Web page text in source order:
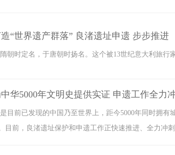
“世界遗产群落” 良渚遗址申遗 步步推进
朝时定名，于唐朝时扬名。这个被13世纪意大利旅行
华5000年文明史提供实证 申遗工作全力
目前已发现的中国乃至世界上，距今5000年同时拥
目前，良渚遗址保护和申遗工作正快速推进、全力冲刺